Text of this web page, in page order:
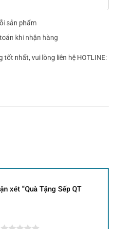
sản phẩm
khi nhận hàng
nhất, vui lòng liên hệ HOTLINE:
xét “Quà Tặng Sếp QT